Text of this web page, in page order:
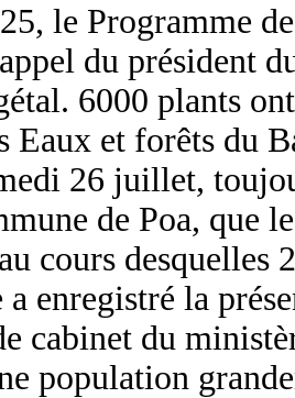
le Programme
du président
6000 plants
Eaux et forêts du
26 juillet,
de Poa, que
cours desquelles
enregistré la
cabinet du
population